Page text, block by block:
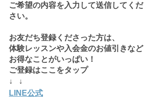
ご希望の内容を入力して送信してくだ
さい。
お友だち登録くださった方は、
体験レッスンや入会金のお値引きなど
お得なことがいっぱい！
ご登録はここをタップ
↓   ↓
LINE公式